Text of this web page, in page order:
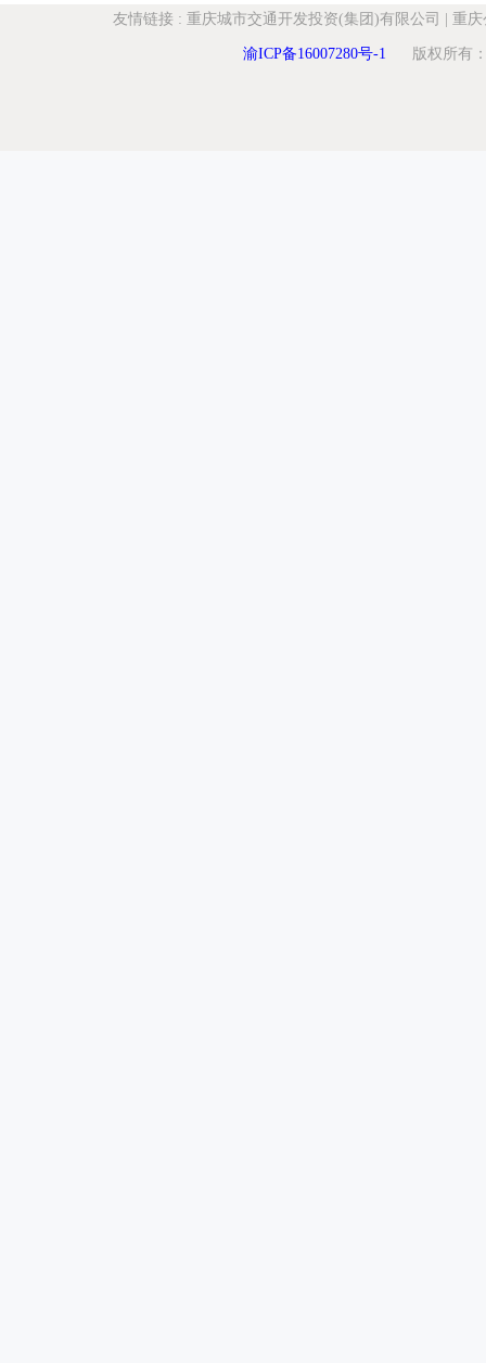
友情链接 : 重庆城市交通开发投资(集团)有限公司 | 重庆
渝ICP备16007280号-1 版权所有：